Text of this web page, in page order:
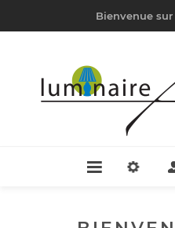
Bienvenue